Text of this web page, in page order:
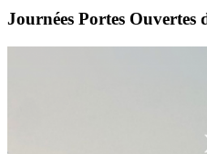
Journées Portes